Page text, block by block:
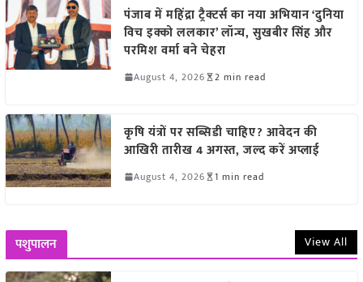
पंजाब में महिंद्रा ट्रैक्टर्स का नया अभियान ‘दुनिया
विच इक्को ललकार’ लॉन्च, सुखबीर सिंह और
परमिश वर्मा बने चेहरा
August 4, 2026 2 min read
कृषि यंत्रों पर सब्सिडी चाहिए? आवेदन की
आखिरी तारीख 4 अगस्त, जल्द करें अप्लाई
August 4, 2026 1 min read
पशुपालन View All